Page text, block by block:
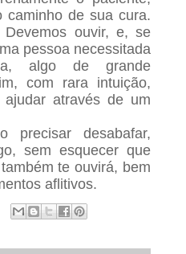
caminho de sua cura.
ouvir, e, se
pessoa necessitada
algo de grande
com rara intuição,
através de um
precisar desabafar,
sem esquecer que
te ouvirá, bem
aflitivos.